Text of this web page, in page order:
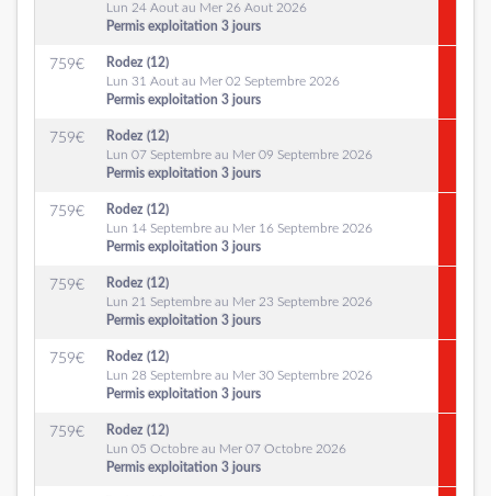
Lun 24 Aout au Mer 26 Aout 2026
Permis exploitation 3 jours
759€
Rodez (12)
Lun 31 Aout au Mer 02 Septembre 2026
Permis exploitation 3 jours
759€
Rodez (12)
Lun 07 Septembre au Mer 09 Septembre 2026
Permis exploitation 3 jours
759€
Rodez (12)
Lun 14 Septembre au Mer 16 Septembre 2026
Permis exploitation 3 jours
759€
Rodez (12)
Lun 21 Septembre au Mer 23 Septembre 2026
Permis exploitation 3 jours
759€
Rodez (12)
Lun 28 Septembre au Mer 30 Septembre 2026
Permis exploitation 3 jours
759€
Rodez (12)
Lun 05 Octobre au Mer 07 Octobre 2026
Permis exploitation 3 jours